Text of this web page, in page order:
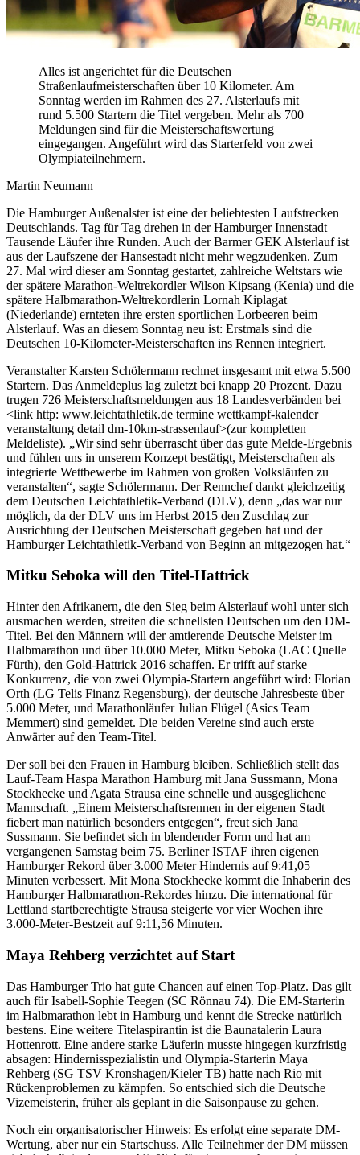
Alles ist angerichtet für die Deutschen
Straßenlaufmeisterschaften über 10 Kilometer. Am
Sonntag werden im Rahmen des 27. Alsterlaufs mit
rund 5.500 Startern die Titel vergeben. Mehr als 700
Meldungen sind für die Meisterschaftswertung
eingegangen. Angeführt wird das Starterfeld von zwei
Olympiateilnehmern.
Martin Neumann
Die Hamburger Außenalster ist eine der beliebtesten Laufstrecken
Deutschlands. Tag für Tag drehen in der Hamburger Innenstadt
Tausende Läufer ihre Runden. Auch der Barmer GEK Alsterlauf ist
aus der Laufszene der Hansestadt nicht mehr wegzudenken. Zum
27. Mal wird dieser am Sonntag gestartet, zahlreiche Weltstars wie
der spätere Marathon-Weltrekordler Wilson Kipsang (Kenia) und die
spätere Halbmarathon-Weltrekordlerin Lornah Kiplagat
(Niederlande) ernteten ihre ersten sportlichen Lorbeeren beim
Alsterlauf. Was an diesem Sonntag neu ist: Erstmals sind die
Deutschen 10-Kilometer-Meisterschaften ins Rennen integriert.
Veranstalter Karsten Schölermann rechnet insgesamt mit etwa 5.500
Startern. Das Anmeldeplus lag zuletzt bei knapp 20 Prozent. Dazu
trugen 726 Meisterschaftsmeldungen aus 18 Landesverbänden bei
<link http: www.leichtathletik.de termine wettkampf-kalender
veranstaltung detail dm-10km-strassenlauf>(zur kompletten
Meldeliste). „Wir sind sehr überrascht über das gute Melde-Ergebnis
und fühlen uns in unserem Konzept bestätigt, Meisterschaften als
integrierte Wettbewerbe im Rahmen von großen Volksläufen zu
veranstalten“, sagte Schölermann. Der Rennchef dankt gleichzeitig
dem Deutschen Leichtathletik-Verband (DLV), denn „das war nur
möglich, da der DLV uns im Herbst 2015 den Zuschlag zur
Ausrichtung der Deutschen Meisterschaft gegeben hat und der
Hamburger Leichtathletik-Verband von Beginn an mitgezogen hat.“
Mitku Seboka will den Titel-Hattrick
Hinter den Afrikanern, die den Sieg beim Alsterlauf wohl unter sich
ausmachen werden, streiten die schnellsten Deutschen um den DM-
Titel. Bei den Männern will der amtierende Deutsche Meister im
Halbmarathon und über 10.000 Meter, Mitku Seboka (LAC Quelle
Fürth), den Gold-Hattrick 2016 schaffen. Er trifft auf starke
Konkurrenz, die von zwei Olympia-Startern angeführt wird: Florian
Orth (LG Telis Finanz Regensburg), der deutsche Jahresbeste über
5.000 Meter, und Marathonläufer Julian Flügel (Asics Team
Memmert) sind gemeldet. Die beiden Vereine sind auch erste
Anwärter auf den Team-Titel.
Der soll bei den Frauen in Hamburg bleiben. Schließlich stellt das
Lauf-Team Haspa Marathon Hamburg mit Jana Sussmann, Mona
Stockhecke und Agata Strausa eine schnelle und ausgeglichene
Mannschaft. „Einem Meisterschaftsrennen in der eigenen Stadt
fiebert man natürlich besonders entgegen“, freut sich Jana
Sussmann. Sie befindet sich in blendender Form und hat am
vergangenen Samstag beim 75. Berliner ISTAF ihren eigenen
Hamburger Rekord über 3.000 Meter Hindernis auf 9:41,05
Minuten verbessert. Mit Mona Stockhecke kommt die Inhaberin des
Hamburger Halbmarathon-Rekordes hinzu. Die international für
Lettland startberechtigte Strausa steigerte vor vier Wochen ihre
3.000-Meter-Bestzeit auf 9:11,56 Minuten.
Maya Rehberg verzichtet auf Start
Das Hamburger Trio hat gute Chancen auf einen Top-Platz. Das gilt
auch für Isabell-Sophie Teegen (SC Rönnau 74). Die EM-Starterin
im Halbmarathon lebt in Hamburg und kennt die Strecke natürlich
bestens. Eine weitere Titelaspirantin ist die Baunatalerin Laura
Hottenrott. Eine andere starke Läuferin musste hingegen kurzfristig
absagen: Hindernisspezialistin und Olympia-Starterin Maya
Rehberg (SG TSV Kronshagen/Kieler TB) hatte nach Rio mit
Rückenproblemen zu kämpfen. So entschied sich die Deutsche
Vizemeisterin, früher als geplant in die Saisonpause zu gehen.
Noch ein organisatorischer Hinweis: Es erfolgt eine separate DM-
Wertung, aber nur ein Startschuss. Alle Teilnehmer der DM müssen